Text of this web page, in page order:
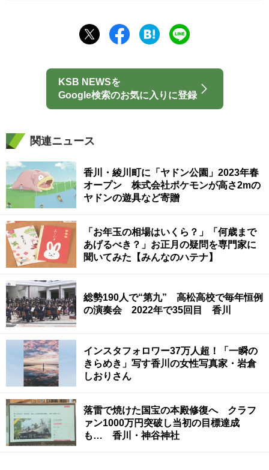
KSB NEWSを
Google検索のお気に入りに登録
関連ニュース
香川・綾川町に「ヤドン公園」2023年春
オープン 株式会社ポケモンが高さ2mの
ヤドンの遊具など寄贈
「お年玉の相場はいくら？」「何歳まで
あげるべき？」お正月の疑問を専門家に
聞いてみた【みんなのハテナ】
総勢190人で“第九” 高松高校で毎年恒例
の演奏会 2022年で35回目 香川
インスタフォロワー37万人超！「一瞬の
きらめき」写す香川の女性写真家・岩倉
しおりさん
落雷で焼けた国宝の本殿修復へ クラフ
ァン1000万円突破し当初の目標達成
も… 香川・神谷神社